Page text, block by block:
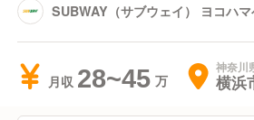
SUBWAY（サブウェイ） ヨコハ
月収 28~45 神奈川
横浜